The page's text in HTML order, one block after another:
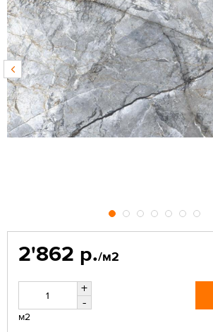
2'862 р./м2
+
-
м2